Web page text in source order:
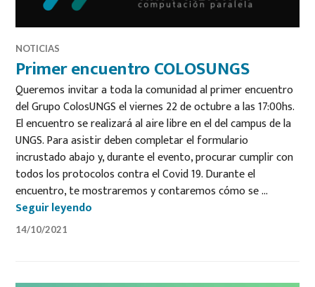
NOTICIAS
Primer encuentro COLOSUNGS
Queremos invitar a toda la comunidad al primer encuentro
del Grupo ColosUNGS el viernes 22 de octubre a las 17:00hs.
El encuentro se realizará al aire libre en el del campus de la
UNGS. Para asistir deben completar el formulario
incrustado abajo y, durante el evento, procurar cumplir con
todos los protocolos contra el Covid 19. Durante el
encuentro, te mostraremos y contaremos cómo se …
Seguir leyendo
14/10/2021